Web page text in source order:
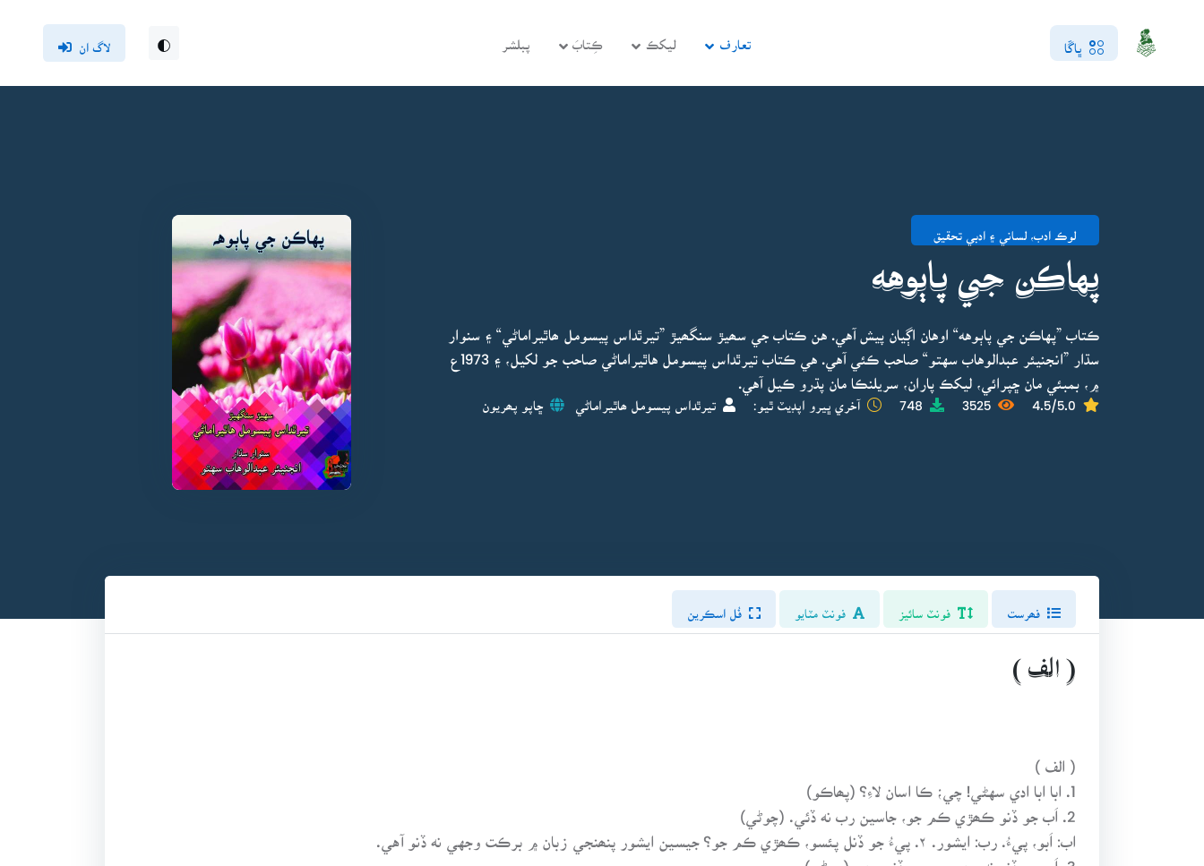
ڀاڱا تعارف ليکڪ ڪِتابَ پبلشر لاگ ان
لوڪ ادب، لساني ۽ ادبي تحقيق
پهاڪن جي پاٻوهه
ڪتاب ”پهاڪن جي پاٻوهه“ اوهان اڳيان پيش آهي. هن ڪتاب جي سھيڙ سنگھيڙ ”تيرٿداس پيسومل ھاٿيراماڻي“ ۽ سنوار
۾، بمبئي مان ڇپرائي، ليکڪ پاران، سريلنڪا مان پڌرو ڪيل آهي.
4.5/5.0
3525
748 آخري ڀيرو اپڊيٽ ٿيو: تيرٿداس پيسومل ھاٿيراماڻي ڇاپو پھريون
فُل اسڪرين
( الف )
( الف )
1. ابا ابا ادي سهڻي! چي؛ ڪا اسان لاءِ؟ (پھاڪو)
2. اَب جو ڏنو ڪھڙي ڪم جو، جاسين رب نه ڏئي. (چوڻي)
اب: اَبو، پيءُ. رب: ايشور. ۲. پيءُ جو ڏنل پئسو، ڪھڙي ڪم جو؟ جيسين ايشور پنھنجي زبان ۾ برڪت وجهي نه ڏنو آهي.
3. اَب جو ڏنو نه ڀري، رب جو ڏنو ڀري. (چوڻي)